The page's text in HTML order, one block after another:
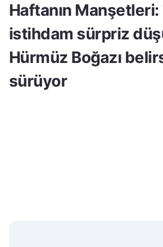
Haftanın Manşetleri:
istihdam sürpriz
Hürmüz Boğazı
sürüyor